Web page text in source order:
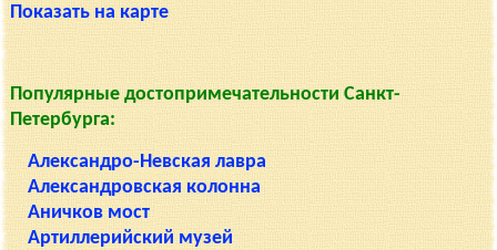
Показать на карте
Популярные достопримечательности Санкт-
Петербурга:
Александро-Невская лавра
Александровская колонна
Аничков мост
Артиллерийский музей